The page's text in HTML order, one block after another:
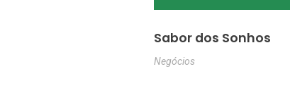
Sabor dos Sonhos
Negócios